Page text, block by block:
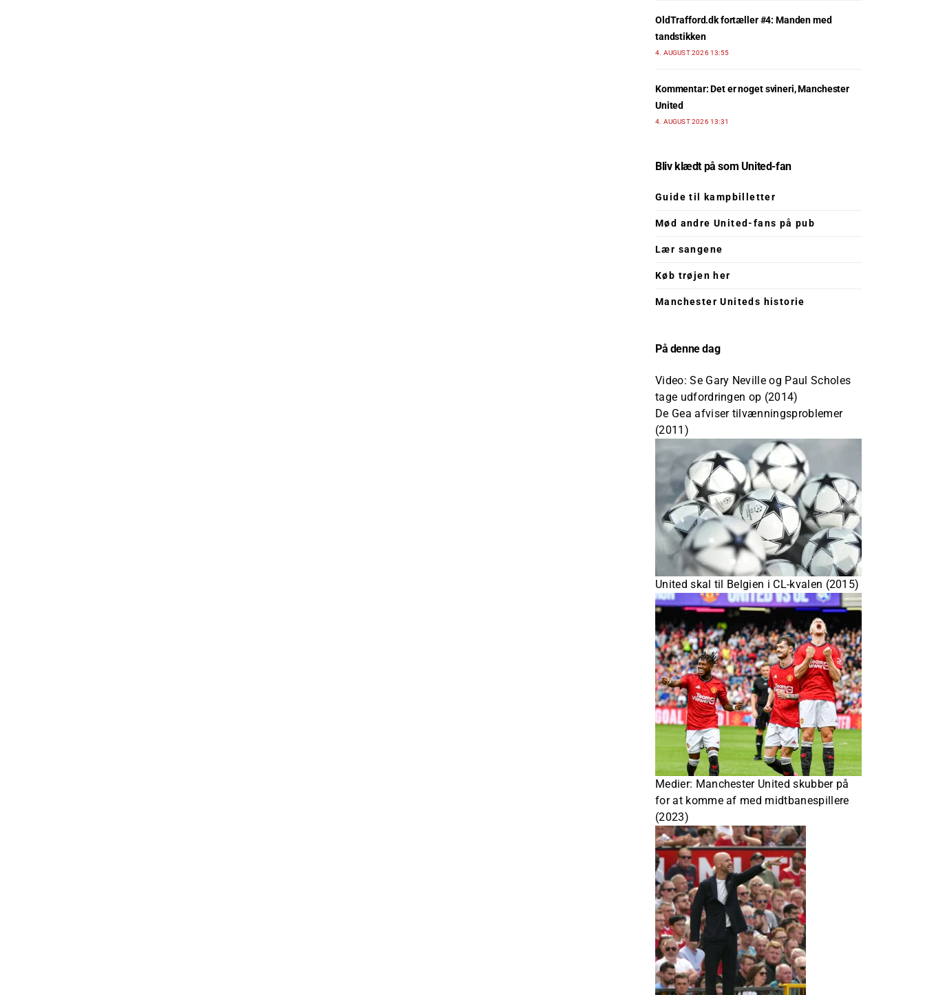
OldTrafford.dk fortæller #4: Manden med
tandstikken
4. AUGUST 2026 13:55
Kommentar: Det er noget svineri, Manchester
United
4. AUGUST 2026 13:31
Bliv klædt på som United-fan
Guide til kampbilletter
Mød andre United-fans på pub
Lær sangene
Køb trøjen her
Manchester Uniteds historie
På denne dag
Video: Se Gary Neville og Paul Scholes
tage udfordringen op (2014)
De Gea afviser tilvænningsproblemer
(2011)
United skal til Belgien i CL-kvalen (2015)
Medier: Manchester United skubber på
for at komme af med midtbanespillere
(2023)